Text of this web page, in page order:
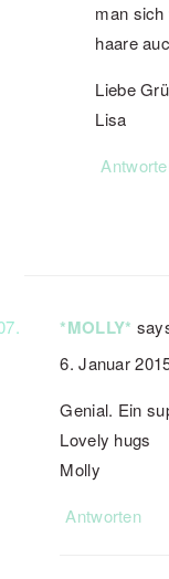
man
haare
Liebe
Lisa
*MOLLY*
6. Januar
Genial. Ein
Lovely hugs
Molly
Antworten